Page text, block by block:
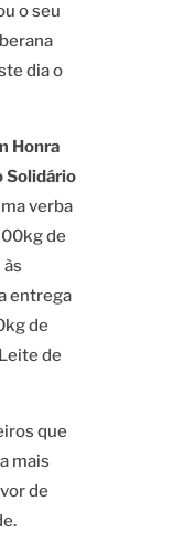
o seu
dia o
Honra
Solidário
verba
de
entrega
de
de
que
mais
de